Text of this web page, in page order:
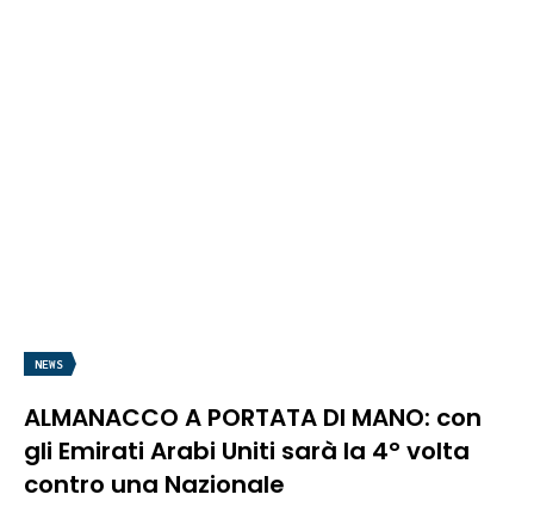
NEWS
ALMANACCO A PORTATA DI MANO: con
gli Emirati Arabi Uniti sarà la 4° volta
contro una Nazionale